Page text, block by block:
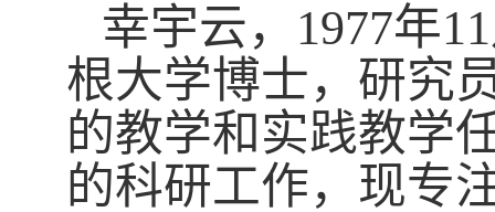
幸宇云， 1977年11
根大学博士，研究
的教学和实践教学
的科研工作， 现专